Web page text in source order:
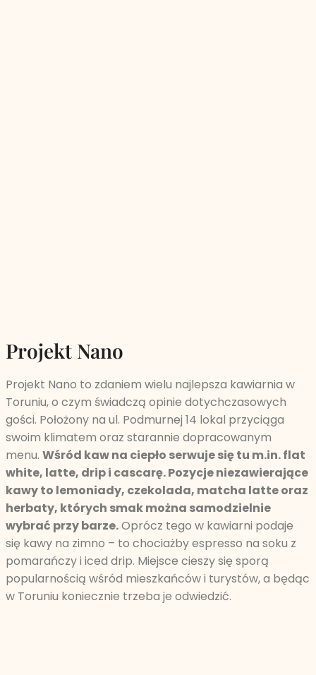
Projekt Nano
Projekt Nano to zdaniem wielu najlepsza kawiarnia w
Toruniu, o czym świadczą opinie dotychczasowych
gości. Położony na ul. Podmurnej 14 lokal przyciąga
swoim klimatem oraz starannie dopracowanym
menu. Wśród kaw na ciepło serwuje się tu m.in. flat
white, latte, drip i cascarę. Pozycje niezawierające
kawy to lemoniady, czekolada, matcha latte oraz
herbaty, których smak można samodzielnie
wybrać przy barze.Oprócz tego w kawiarni podaje
się kawy na zimno – to chociażby espresso na soku z
pomarańczy i iced drip. Miejsce cieszy się sporą
popularnością wśród mieszkańców i turystów, a będąc
w Toruniu koniecznie trzeba je odwiedzić.